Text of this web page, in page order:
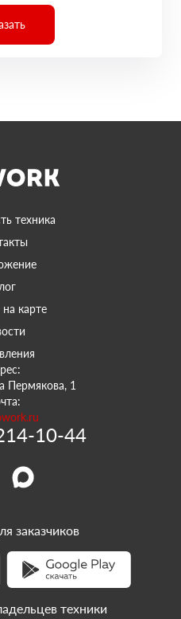
техника
на карте
Пермякова, 1
10-44
заказчиков
техники